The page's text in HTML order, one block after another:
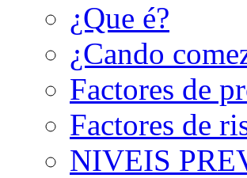
¿Que é?
¿Cando
Factores de
Factores de
NIVEIS